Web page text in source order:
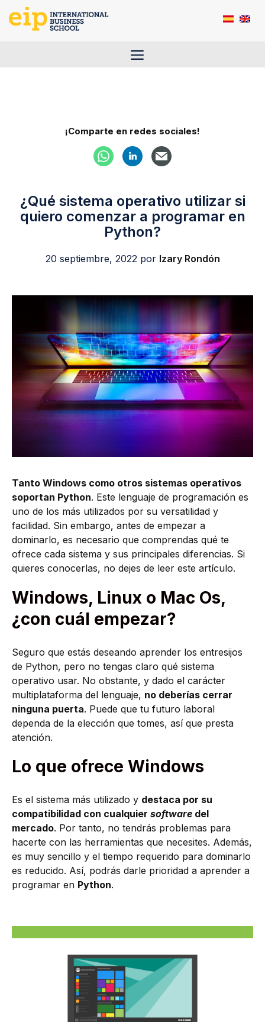
Saltar
Menú
¡Comparte en redes sociales!
¿Qué sistema operativo utilizar si
quiero comenzar a programar en
Python?
20 septiembre, 2022 por Izary Rondón
Tanto Windows como otros sistemas operativos
soportan Python. Este lenguaje de programación es
uno de los más utilizados por su versatilidad y
facilidad. Sin embargo, antes de empezar a
dominarlo, es necesario que comprendas qué te
ofrece cada sistema y sus principales diferencias. Si
quieres conocerlas, no dejes de leer este artículo.
Windows, Linux o Mac Os,
¿con cuál empezar?
Seguro que estás deseando aprender los entresijos
de Python, pero no tengas claro qué sistema
operativo usar. No obstante, y dado el carácter
multiplataforma del lenguaje, no deberías cerrar
ninguna puerta. Puede que tu futuro laboral
dependa de la elección que tomes, así que presta
atención.
Lo que ofrece Windows
Es el sistema más utilizado y destaca por su
compatibilidad con cualquier software del
mercado. Por tanto, no tendrás problemas para
hacerte con las herramientas que necesites. Además,
es muy sencillo y el tiempo requerido para dominarlo
es reducido. Así, podrás darle prioridad a aprender a
programar en Python.